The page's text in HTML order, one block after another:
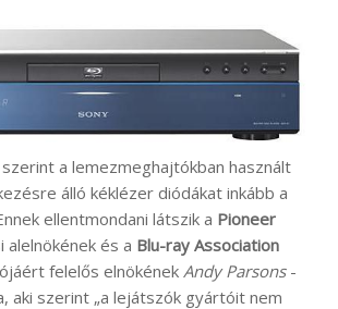
a lemezmeghajtókban használt
álló kéklézer diódákat inkább a
ellentmondani látszik a Pioneer
és a Blu-ray Association
felelős elnökének Andy Parsons -
aki szerint „a lejátszók gyártóit nem